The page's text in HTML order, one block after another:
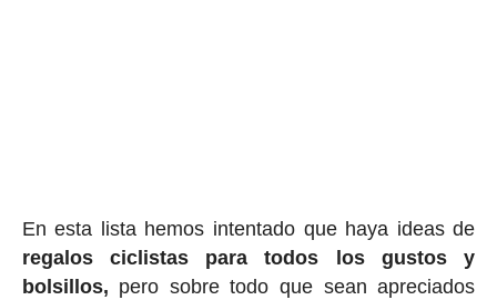
En esta lista hemos intentado que haya ideas de
regalos ciclistas para todos los gustos y
bolsillos, pero sobre todo que sean apreciados